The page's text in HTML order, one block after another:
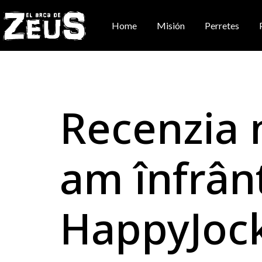
Home Misión Perretes
Recenzia
am